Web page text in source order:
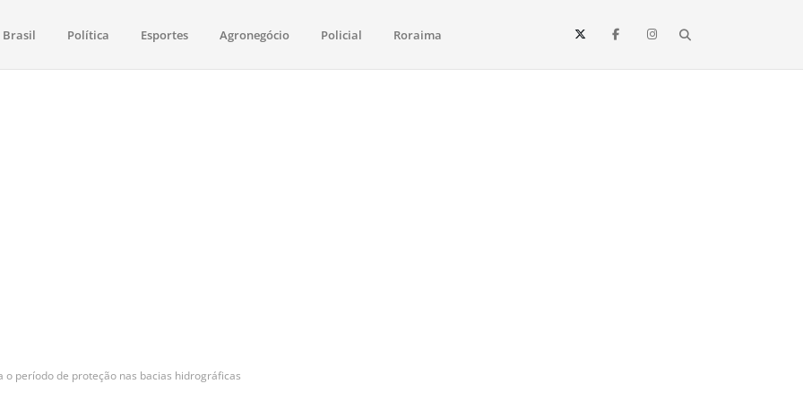
saúde, esportes, economia e os principais acontecimentos de Boa Vista e todo o estado de Roraima. Fique sempre informado
Brasil Política Esportes Agronegócio Policial Roraima
o período de proteção nas bacias hidrográficas